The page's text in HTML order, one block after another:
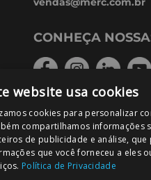
CONHEÇA
FORMAS DE
website usa cookies
cookies para personalizar
compartilhamos informações
de publicidade e análise,
que você forneceu a eles
Política de Privacidade